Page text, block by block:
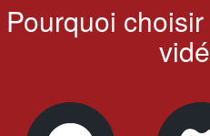
Pourquoi